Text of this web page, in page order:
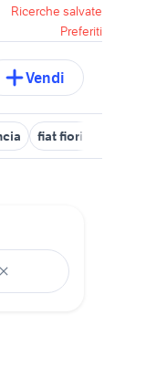
Ricerche salvate
Preferiti
Vendi
fiat fiorino in puglia